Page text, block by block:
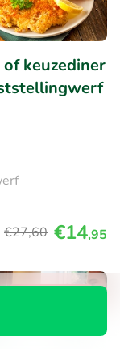
keuzediner
€27,60 €14,95